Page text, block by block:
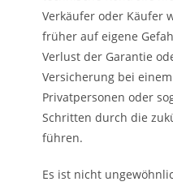
Verkäufer oder Käufer
früher auf eigene
Verlust der Garantie
Versicherung bei
Privatpersonen oder
Schritten durch die
führen.
Es ist nicht